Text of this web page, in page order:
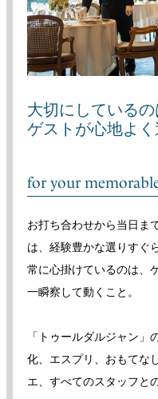
大切にしているの
ゲストが心地よく
for your
お打ち合わせから当日ま
は、経験豊かな選りすぐ
常に心掛けているのは、
一瞬察して動くこと。
「トゥールダルジャン
化、エスプリ、おもてな
エ、すべてのスタッフと